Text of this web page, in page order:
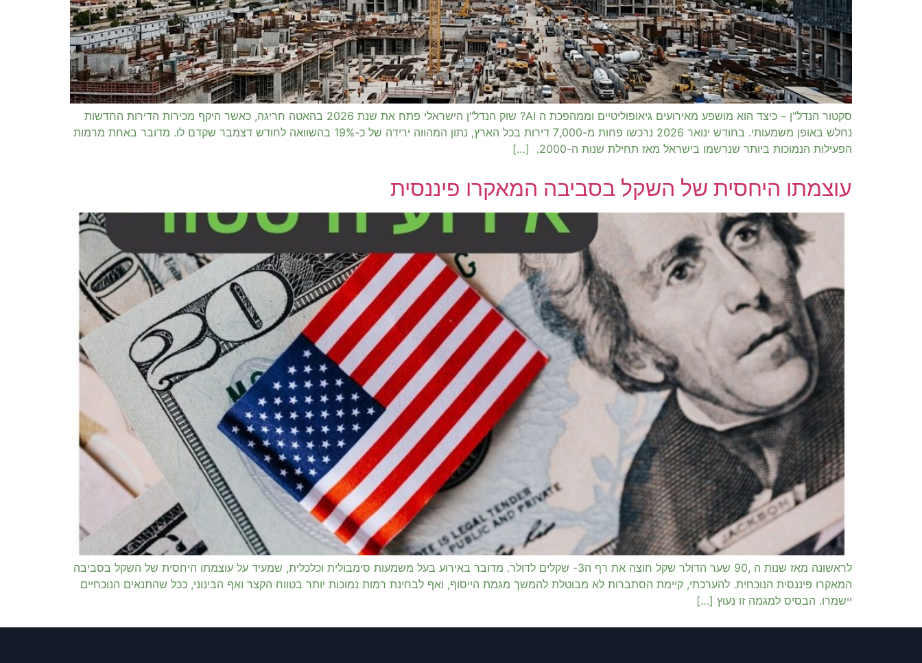
סקטור הנדל"ן – כיצד הוא מושפע מאירועים גיאופוליטיים וממהפכת ה AI? שוק הנדל"ן הישראלי פתח את שנת 2026 בהאטה חריגה, כאשר היקף מכירות הדירות החדשות
נחלש באופן משמעותי. בחודש ינואר 2026 נרכשו פחות מ-7,000 דירות בכל הארץ, נתון המהווה ירידה של כ-19% בהשוואה לחודש דצמבר שקדם לו. מדובר באחת מרמות
הפעילות הנמוכות ביותר שנרשמו בישראל מאז תחילת שנות ה-2000. […]
עוצמתו היחסית של השקל בסביבה המאקרו פיננסית
לראשונה מאז שנות ה ,90 שער הדולר שקל חוצה את רף ה3- שקלים לדולר. מדובר באירוע בעל משמעות סימבולית וכלכלית, שמעיד על עוצמתו היחסית של השקל בסביבה
המאקרו פיננסית הנוכחית. להערכתי, קיימת הסתברות לא מבוטלת להמשך מגמת הייסוף, ואף לבחינת רמות נמוכות יותר בטווח הקצר ואף הבינוני, ככל שהתנאים הנוכחיים
יישמרו. הבסיס למגמה זו נעוץ […]